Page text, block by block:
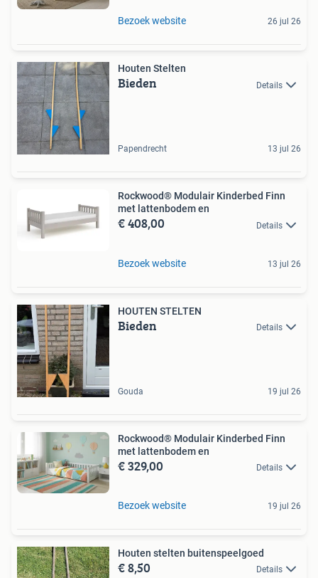
Bezoek website 26 jul 26
Houten Stelten
Bieden Details
Papendrecht 13 jul 26
Rockwood® Modulair Kinderbed Finn
met lattenbodem en
€ 408,00 Details
Bezoek website 13 jul 26
HOUTEN STELTEN
Bieden Details
Gouda 19 jul 26
Rockwood® Modulair Kinderbed Finn
met lattenbodem en
€ 329,00 Details
Bezoek website 19 jul 26
Houten stelten buitenspeelgoed
€ 8,50 Details